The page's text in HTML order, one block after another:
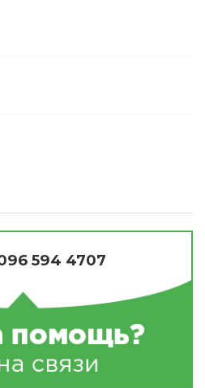
594 4707